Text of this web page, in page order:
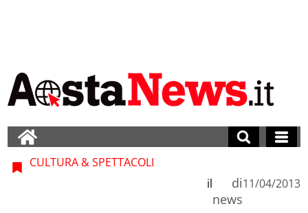
CULTURA & SPETTACOLI
di
news
il 11/04/2013